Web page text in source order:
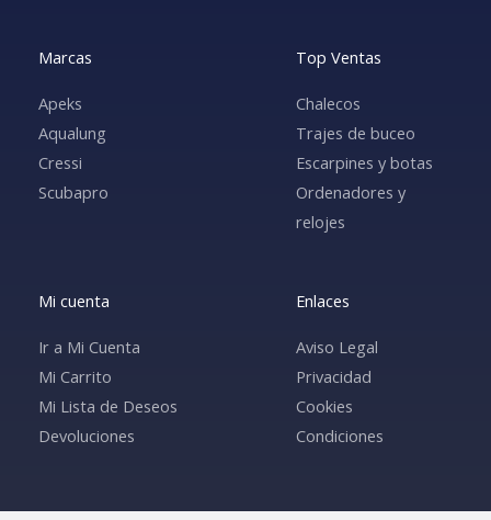
Marcas
Apeks
Aqualung
Cressi
Scubapro
Top Ventas
Chalecos
Trajes de buceo
Escarpines y botas
Ordenadores y
relojes
Mi cuenta
Ir a Mi Cuenta
Mi Carrito
Mi Lista de Deseos
Devoluciones
Enlaces
Aviso Legal
Privacidad
Cookies
Condiciones